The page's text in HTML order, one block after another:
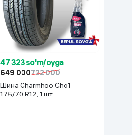
47 323 so'm/oyga
649 000722 000
Шина Charmhoo Cho1
175/70 R12, 1 шт